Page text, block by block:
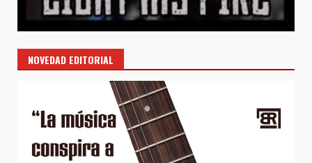
NOVEDAD EDITORIAL